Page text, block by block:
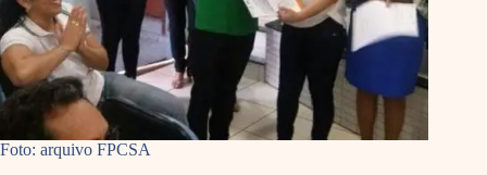
Foto: arquivo FPCSA